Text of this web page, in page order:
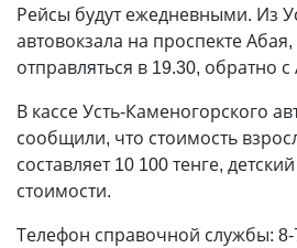
Рейсы будут ежедневными. Из
автовокзала на проспекте Абая,
отправляться в 19.30, обратно
В кассе Усть-Каменогорского
сообщили, что стоимость
составляет 10 100 тенге,
стоимости.
Телефон справочной службы: 8-